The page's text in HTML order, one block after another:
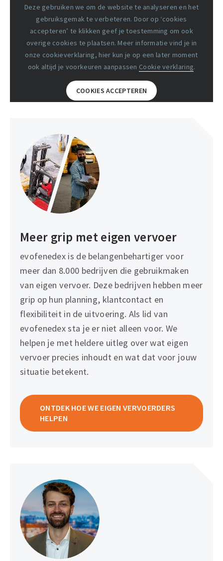
Deze gebruiken we om de website te analyseren en het
gebruiksgemak te verbeteren. Door op ‘cookies
accepteren’ te klikken geef je toestemming om ook
overige cookies te plaatsen. Meer informatie vind je in
onze cookieverklaring, hier kun je op een later moment
ook altijd je voorkeuren aanpassen Cookie verklaring.
COOKIES ACCEPTEREN
Meer grip met eigen vervoer
evofenedex is de belangenbehartiger voor
meer dan 8.000 bedrijven die gebruikmaken
van eigen vervoer. Deze bedrijven hebben meer
grip op hun planning, klantcontact en
flexibiliteit in de uitvoering. Als lid van
evofenedex sta je er niet alleen voor. We
helpen je met heldere uitleg over wat eigen
vervoer precies inhoudt en wat dat voor jouw
situatie betekent.
ONTDEK HOE WE EIGEN VERVOERDERS
HELPEN